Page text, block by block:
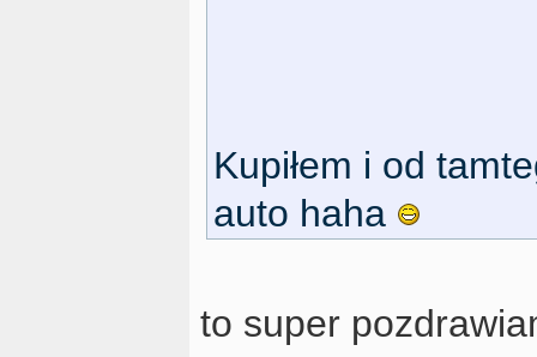
Kupiłem i od
auto haha
to super